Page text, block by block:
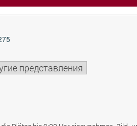
представления